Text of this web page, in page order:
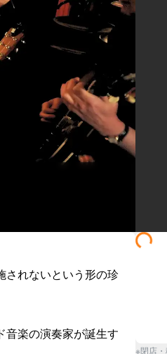
されないという形の珍
音楽の演奏家が誕生す
※閉店